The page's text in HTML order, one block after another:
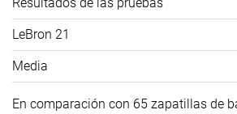
LeBron 21
Media
En comparación con 65 zapatillas de